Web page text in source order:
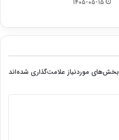
۱۴۰۵-۰۵-۱۵
بخش‌های موردنیاز علامت‌گذاری شده‌اند